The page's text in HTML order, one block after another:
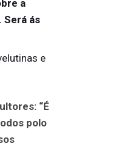
a
Será ás
e
“É
polo